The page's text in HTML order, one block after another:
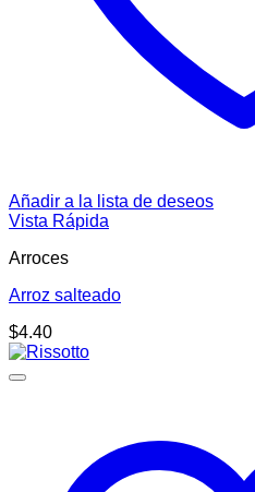
Añadir a la lista de deseos
Vista Rápida
Arroces
Arroz salteado
$4.40